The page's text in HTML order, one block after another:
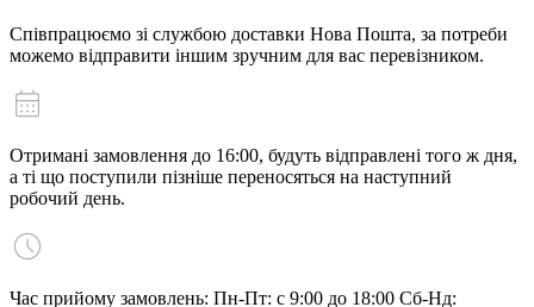
Співпрацюємо зі службою доставки Нова Пошта, за потреби
можемо відправити іншим зручним для вас перевізником.
Отримані замовлення до 16:00, будуть відправлені того ж дня,
а ті що поступили пізніше переносяться на наступний
робочий день.
Час прийому замовлень: Пн-Пт: с 9:00 до 18:00 Сб-Нд: